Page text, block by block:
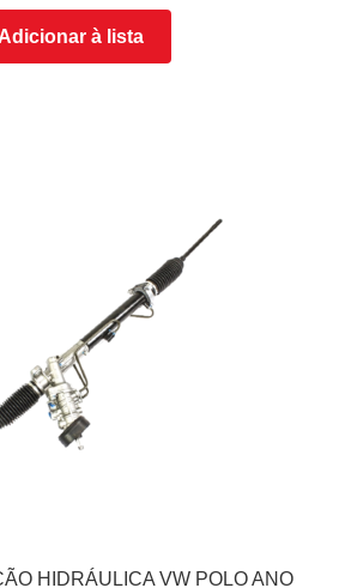
Adicionar à lista
HIDRÁULICA VW POLO ANO